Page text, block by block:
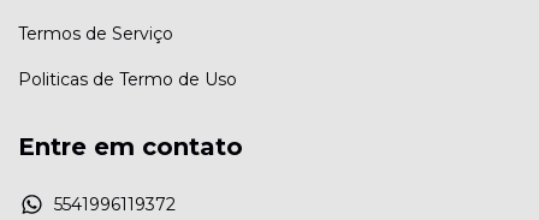
Termos de Serviço
Politicas de Termo de Uso
Entre em contato
5541996119372